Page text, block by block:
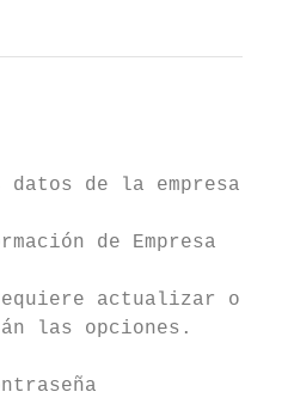
de la empresa
de Empresa
actualizar o
las opciones.